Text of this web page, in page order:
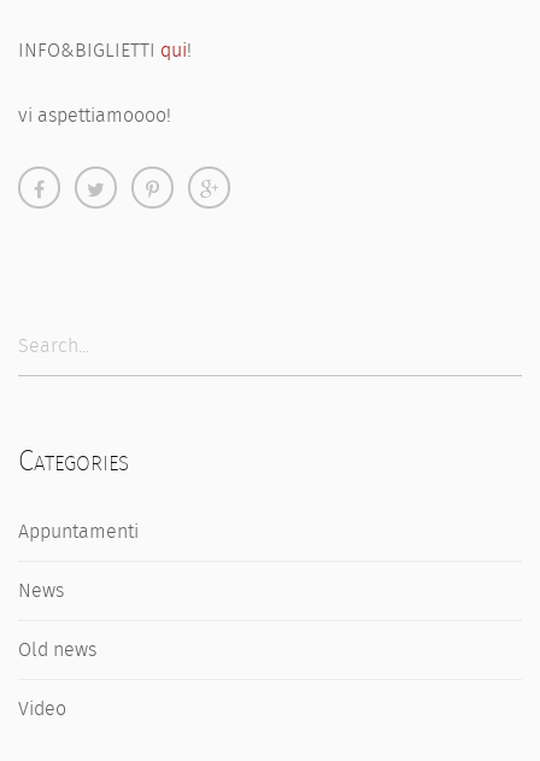
INFO&BIGLIETTI qui!
vi aspettiamoooo!
Categories
Appuntamenti
News
Old news
Video